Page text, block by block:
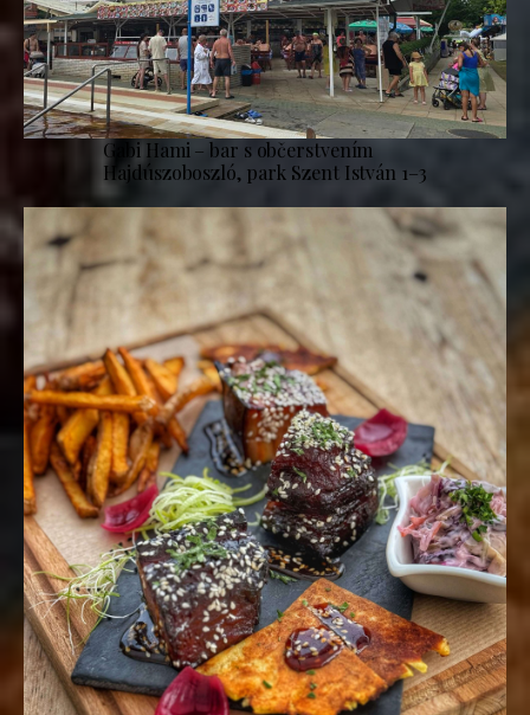
Gabi Hami – bar s občerstvením
Hajdúszoboszló, park Szent István 1–3